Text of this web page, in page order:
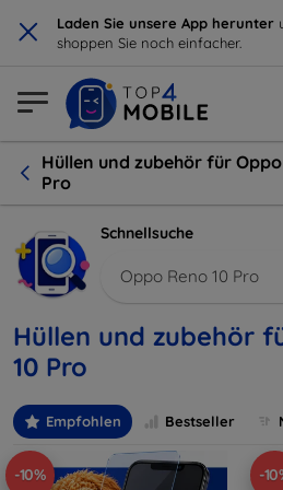
× Laden Sie unsere App herunter
shoppen Sie noch einfacher.
Hüllen und zubehör für Oppo
Pro
Schnellsuche
Oppo Reno 10 Pro
Hüllen und zubehör
10 Pro
Empfohlen Bestseller
-10% -